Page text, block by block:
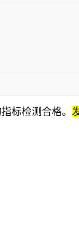
标检测合格。